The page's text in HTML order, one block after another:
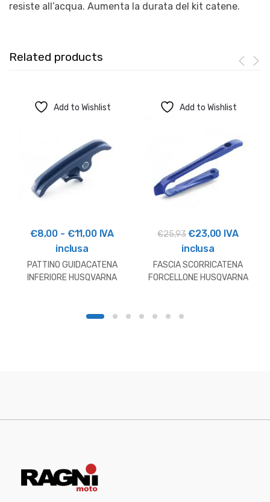
resiste all’acqua. Aumenta la durata del kit catene.
Related products
Add to Wishlist
€8,00 - €11,00Fascia
prezzo:
da
IVA
inclusa
PATTINO GUIDACATENA
INFERIORE HUSQVARNA
Add to Wishlist
€25,93 Il
prezzo
originale
era:
€23,00Il
attuale
è:
IVA
inclusa
FASCIA SCORRICATENA
FORCELLONE HUSQVARNA